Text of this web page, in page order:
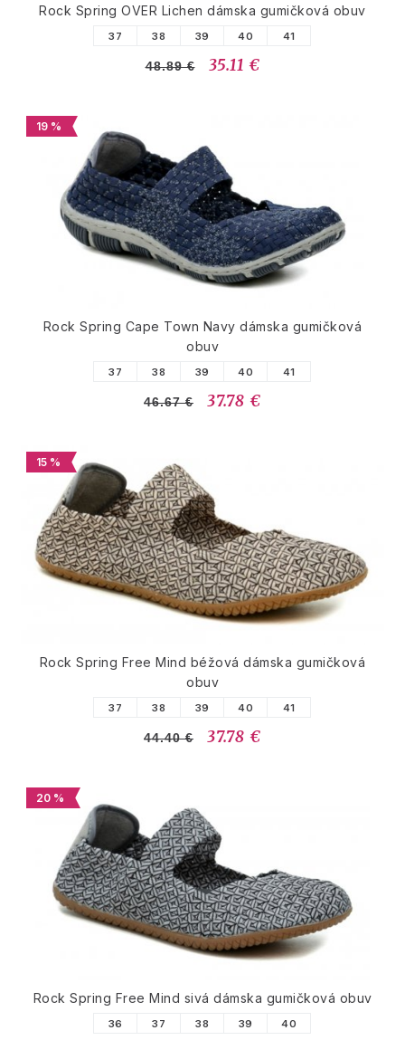
Rock Spring OVER Lichen dámska gumičková obuv
37 38 39 40 41
48.89 € 35.11 €
19 %
Rock Spring Cape Town Navy dámska gumičková
obuv
37 38 39 40 41
46.67 € 37.78 €
15 %
Rock Spring Free Mind béžová dámska gumičková
obuv
37 38 39 40 41
44.40 € 37.78 €
20 %
Rock Spring Free Mind sivá dámska gumičková obuv
36 37 38 39 40